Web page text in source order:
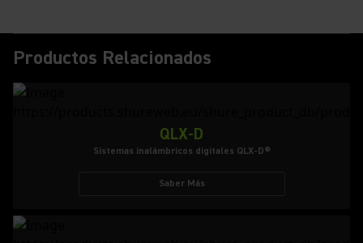
Productos Relacionados
QLX-D
Sistemas inalámbricos digitales QLX-D®
Saber Más